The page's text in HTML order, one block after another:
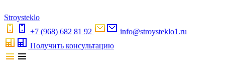
Stroysteklo
+7 (968) 682 81 92
info@stroysteklo1.ru
Получить консультацию